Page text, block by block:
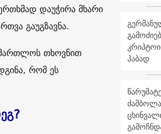
დაუჭირა მხარი
გაუგზავნა.
თხოვნით
, რომ ეს
?
ჰაბად